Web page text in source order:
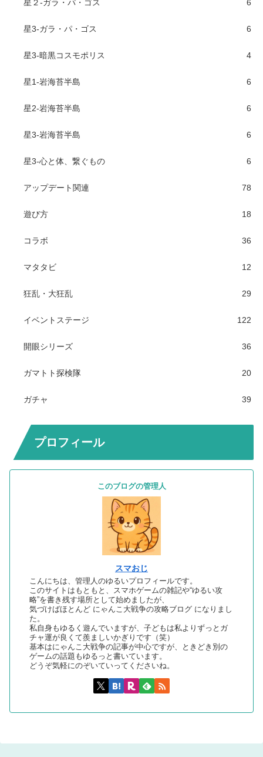
星２-ガラ・パ・ゴス 6
星3-ガラ・パ・ゴス 6
星3-暗黒コスモポリス 4
星1-岩海苔半島 6
星2-岩海苔半島 6
星3-岩海苔半島 6
星3-心と体、繋ぐもの 6
アップデート関連 78
遊び方 18
コラボ 36
マタタビ 12
狂乱・大狂乱 29
イベントステージ 122
開眼シリーズ 36
ガマトト探検隊 20
ガチャ 39
プロフィール
このブログの管理人
スマおじ
こんにちは、管理人のゆるいプロフィールです。
このサイトはもともと、スマホゲームの雑記や“ゆるい攻
略”を書き残す場所として始めましたが、
気づけばほとんど にゃんこ大戦争の攻略ブログ になりまし
た。
私自身もゆるく遊んでいますが、子どもは私よりずっとガ
チャ運が良くて羨ましいかぎりです（笑）
基本はにゃんこ大戦争の記事が中心ですが、ときどき別の
ゲームの話題もゆるっと書いています。
どうぞ気軽にのぞいていってくださいね。